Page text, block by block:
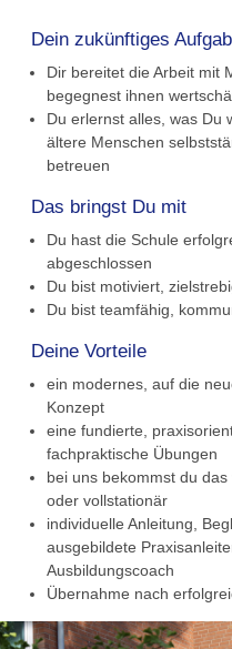
Dein zukünftiges
Dir bereitet die Arbeit mit
begegnest ihnen
Du erlernst alles, was Du
ältere Menschen
betreuen
Das bringst Du mit
Du hast die Schule
abgeschlossen
Du bist motiviert,
Du bist teamfähig,
Deine Vorteile
ein modernes, auf die
Konzept
eine fundierte,
fachpraktische Übungen
bei uns bekommst du
oder vollstationär
individuelle Anleitung,
ausgebildete
Ausbildungscoach
Übernahme nach